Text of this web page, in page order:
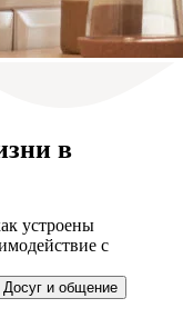
в
устроены
с
Досуг и общение